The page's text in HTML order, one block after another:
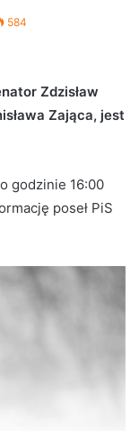
584
Zdzisław
Zająca, jest
godzinie 16:00
poseł PiS